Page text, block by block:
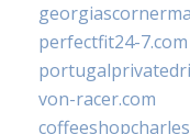
perfectfit24-7.com
von-racer.com